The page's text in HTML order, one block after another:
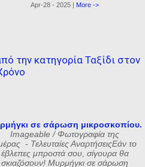
Apr-28 - 2025 | More ->
την κατηγορία Ταξίδι στον
σε σάρωση μικροσκοπίου.
Imageable / Φωτογραφία της
- Τελευταίες ΑναρτήσειςΕάν το
έβλεπες μπροστά σου, σίγουρα θα
σκιαζόσουν! Μυρμήγκι σε σάρωση